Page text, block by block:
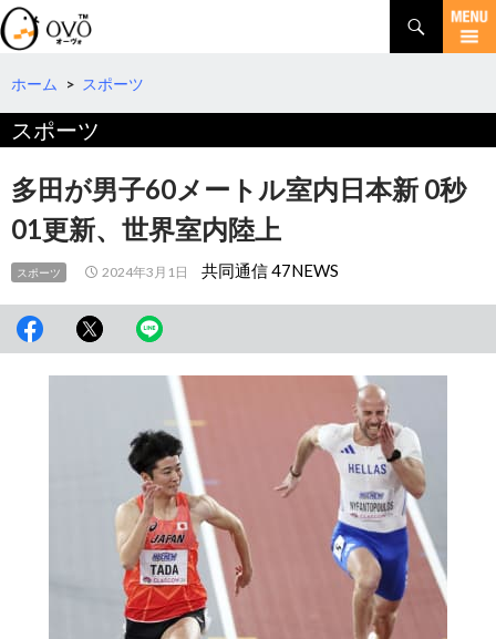
検
索
コ
テ
へ
動
ホーム > スポーツ
スポーツ
多田が男子60メートル室内日本新 0秒
01更新、世界室内陸上
スポーツ 2024年3月1日 共同通信 47NEWS